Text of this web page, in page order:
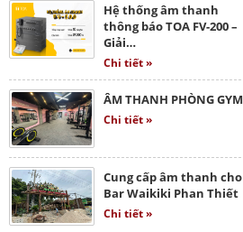
Hệ thống âm thanh
thông báo TOA FV-200 –
Giải…
Chi tiết »
ÂM THANH PHÒNG GYM
Chi tiết »
Cung cấp âm thanh cho
Bar Waikiki Phan Thiết
Chi tiết »